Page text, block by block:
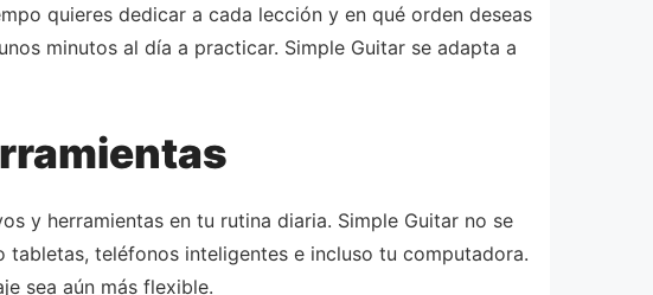
quieres dedicar a cada lección y en qué orden deseas
minutos al día a practicar. Simple Guitar se adapta a
y herramientas en tu rutina diaria. Simple Guitar no se
teléfonos inteligentes e incluso tu computadora.
sea aún más flexible.